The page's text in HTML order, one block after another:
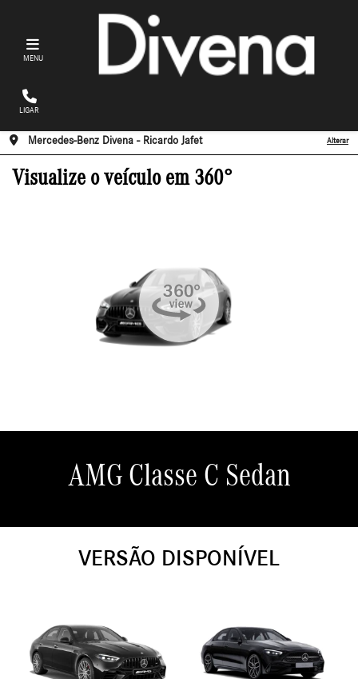
MENU
LIGAR
Mercedes-Benz Divena - Ricardo Jafet Alterar
Visualize o veículo em 360°
AMG Classe C Sedan
VERSÃO DISPONÍVEL